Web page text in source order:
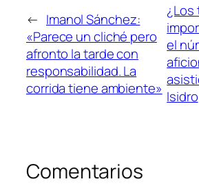
← Imanol Sánchez:
«Parece un cliché pero
afronto la tarde con
responsabilidad. La
corrida tiene ambiente»
¿Los
el
Isidro
Comentarios